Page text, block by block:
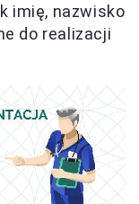
imię, nazwisko
do realizacji